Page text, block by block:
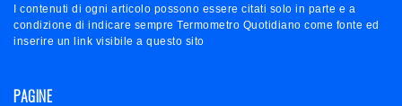
I contenuti di ogni articolo possono essere citati solo in parte e a
condizione di indicare sempre Termometro Quotidiano come fonte ed
inserire un link visibile a questo sito
PAGINE